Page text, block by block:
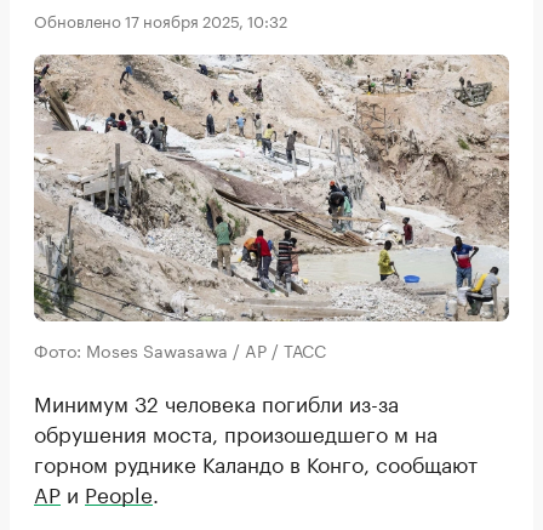
Обновлено 17 ноября 2025, 10:32
Фото: Moses Sawasawa / AP / ТАСС
Минимум 32 человека погибли из-за
обрушения моста, произошедшего м на
горном руднике Каландо в Конго, сообщают
AP и People